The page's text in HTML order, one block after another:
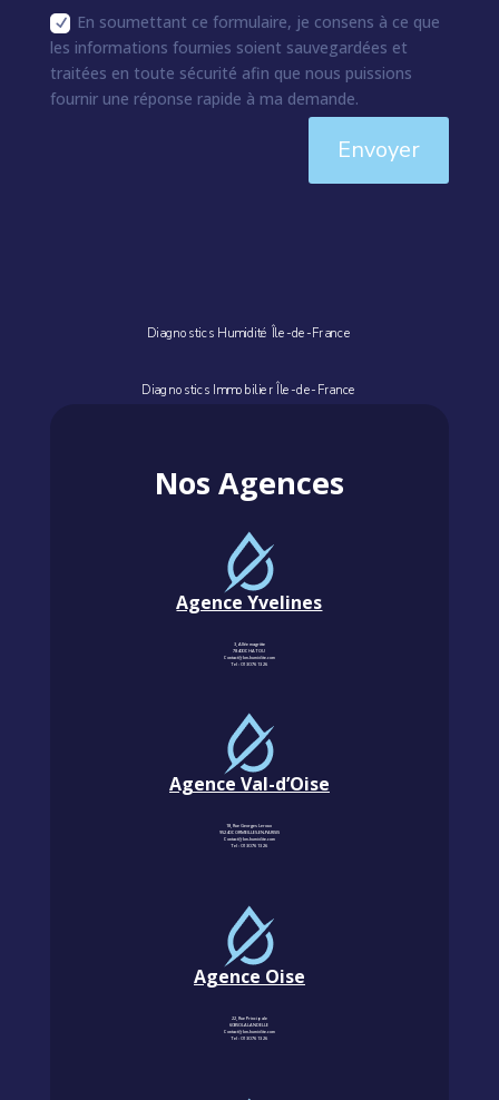
En soumettant ce formulaire, je consens à ce que
les informations fournies soient sauvegardées et
traitées en toute sécurité afin que nous puissions
fournir une réponse rapide à ma demande.
Envoyer
Diagnostics Humidité Île-de-France
Diagnostics Immobilier Île-de-France
Nos Agences
Agence Yvelines
3, Allée magritte
78400 CHATOU
Contact@km-humidite.com
Tel :01 30 76 13 26
Agence Val-d’Oise
18, Rue Georges Leroux
95240 CORMEILLES-EN-PARISIS
Contact@km-humidite.com
Tel :01 30 76 13 26
Agence Oise
22, Rue Principale
60850 LALANDELLE
Contact@km-humidite.com
Tel :01 30 76 13 26